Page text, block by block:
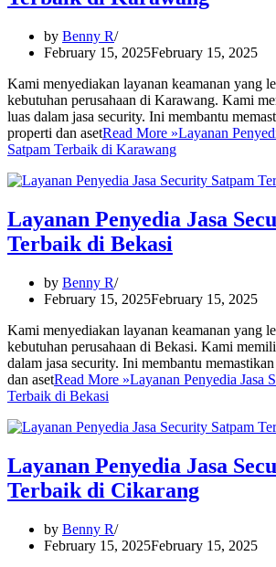
by Benny R
February 15, 2025February 15, 2025
Kami menyediakan layanan keamanan yang
kebutuhan perusahaan di Karawang. Kami
luas dalam jasa security. Ini membantu
properti dan asetRead More »Layanan
Satpam Terbaik di Karawang
Layanan Penyedia Jasa
Terbaik di Bekasi
by Benny R
February 15, 2025February 15, 2025
Kami menyediakan layanan keamanan yang
kebutuhan perusahaan di Bekasi. Kami
dalam jasa security. Ini membantu
dan asetRead More »Layanan Penyedia Jasa
Terbaik di Bekasi
Layanan Penyedia Jasa
Terbaik di Cikarang
by Benny R
February 15, 2025February 15, 2025